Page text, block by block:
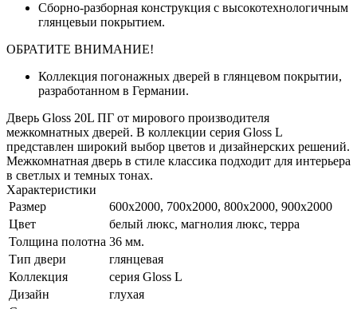
Сборно-разборная конструкция с высокотехнологичным
глянцевыи покрытием.
ОБРАТИТЕ ВНИМАНИЕ!
Коллекция погонажных дверей в глянцевом покрытии,
разработанном в Германии.
Дверь Gloss 20L ПГ от мирового производителя
межкомнатных дверей. В коллекции серия Gloss L
представлен широкий выбор цветов и дизайнерских решений.
Межкомнатная дверь в стиле классика подходит для интерьера
в светлых и темных тонах.
Характеристики
Размер
600x2000, 700x2000, 800x2000, 900x2000
Цвет
белый люкс, магнолия люкс, терра
Толщина полотна 36 мм.
Тип двери
глянцевая
Коллекция
серия Gloss L
Дизайн
глухая